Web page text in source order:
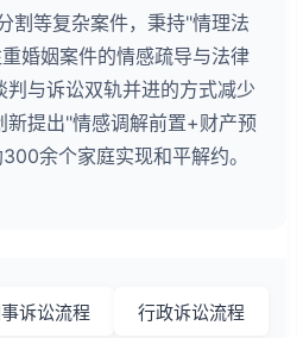
割等复杂案件，秉持"情理法
婚姻案件的情感疏导与法律
判与诉讼双轨并进的方式减少
新提出"情感调解前置+财产预
余个家庭实现和平解约。
诉讼流程 行政诉讼流程